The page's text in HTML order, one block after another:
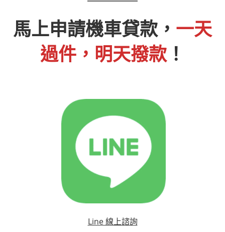
馬上申請機車貸款， 一天
過件，明天撥款！
Line 線上諮詢